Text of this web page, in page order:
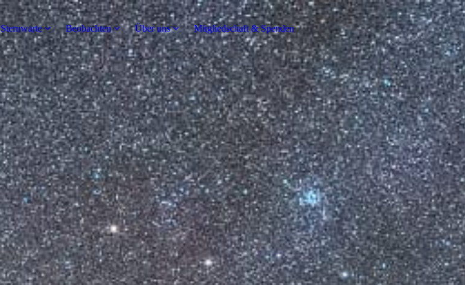
Sternwarte Beobachten Über uns Mitgliedschaft & Spenden